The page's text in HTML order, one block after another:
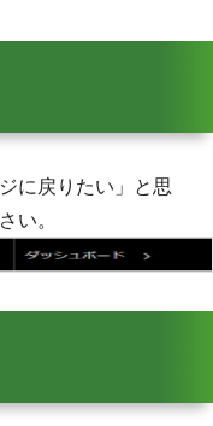
に戻りたい」と思
い。